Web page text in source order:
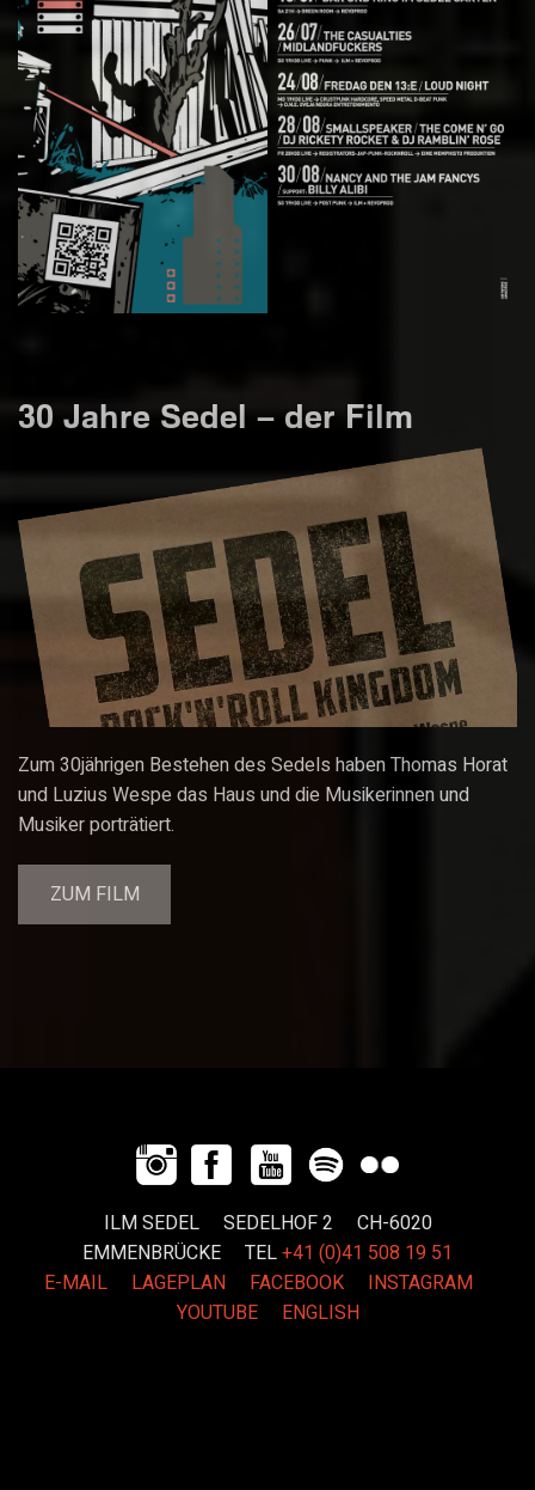
30 Jahre Sedel – der Film
Zum 30jährigen Bestehen des Sedels haben Thomas Horat
und Luzius Wespe das Haus und die Musikerinnen und
Musiker porträtiert.
ZUM FILM
ILM SEDEL SEDELHOF 2 CH-6020
EMMENBRÜCKE TEL+41 (0)41 508 19 51
E-MAIL
LAGEPLAN FACEBOOK
INSTAGRAM
YOUTUBE
ENGLISH